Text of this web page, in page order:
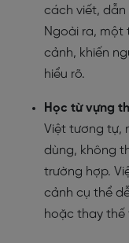
cách viết, dẫn
Ngoài ra, một
cảnh, khiến
hiểu rõ.
Học từ vựng
Việt tương tự,
dùng, không
trường hợp.
cảnh cụ thể
hoặc thay thế